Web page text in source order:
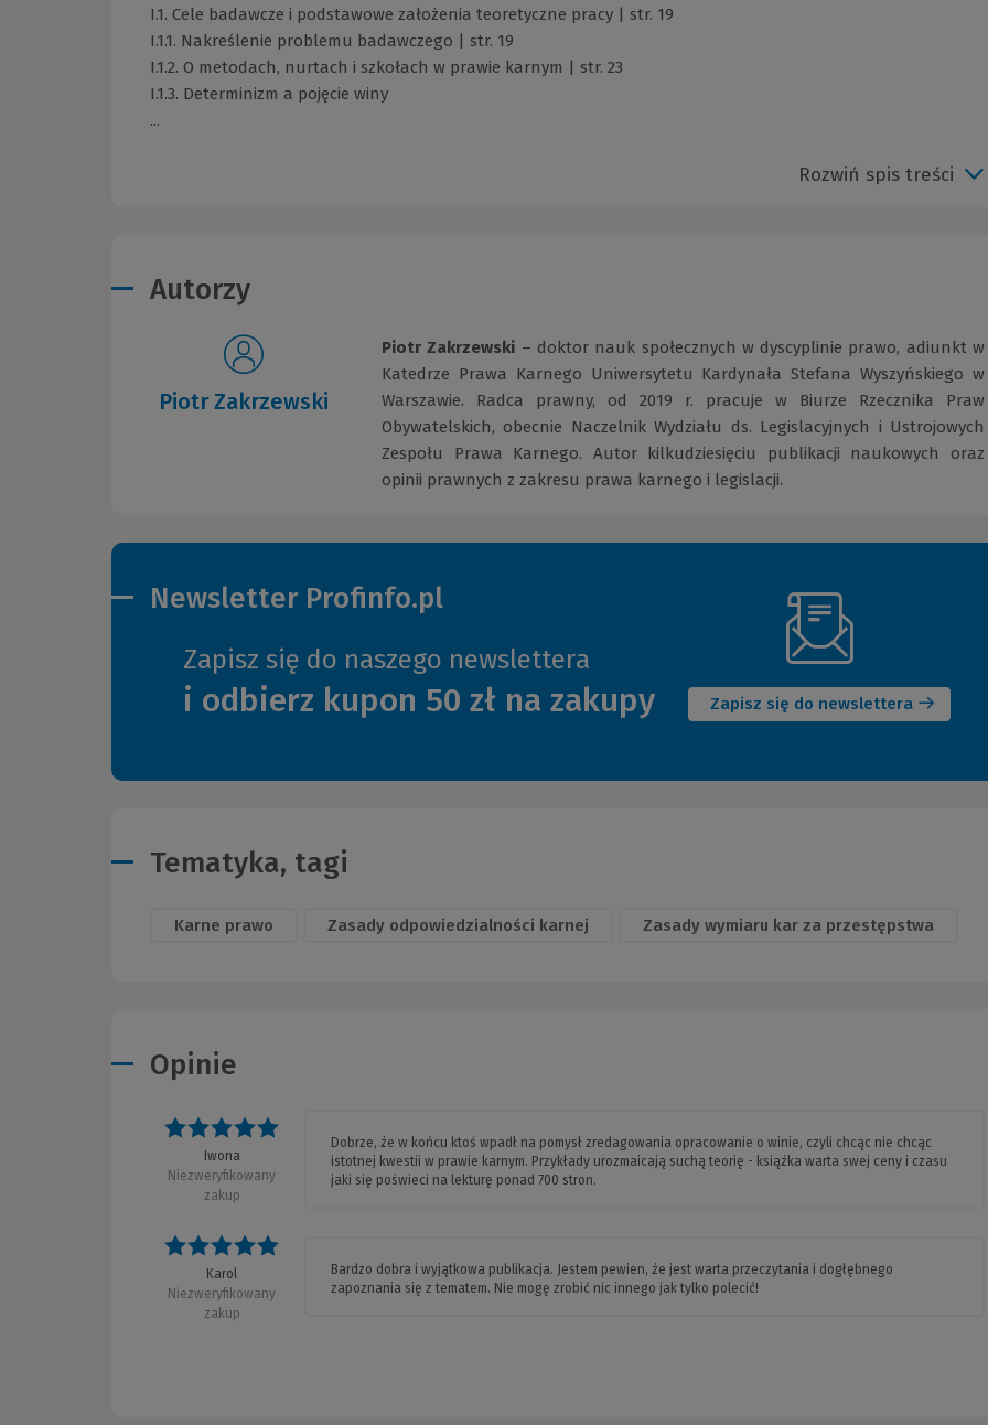
I.1. Cele badawcze i podstawowe założenia teoretyczne pracy | str. 19
I.1.1. Nakreślenie problemu badawczego | str. 19
I.1.2. O metodach, nurtach i szkołach w prawie karnym | str. 23
I.1.3. Determinizm a pojęcie winy
...
Rozwiń spis treści
Autorzy
Piotr Zakrzewski
Piotr Zakrzewski – doktor nauk społecznych w dyscyplinie prawo, adiunkt w
Katedrze Prawa Karnego Uniwersytetu Kardynała Stefana Wyszyńskiego w
Warszawie. Radca prawny, od 2019 r. pracuje w Biurze Rzecznika Praw
Obywatelskich, obecnie Naczelnik Wydziału ds. Legislacyjnych i Ustrojowych
Zespołu Prawa Karnego. Autor kilkudziesięciu publikacji naukowych oraz
opinii prawnych z zakresu prawa karnego i legislacji.
Newsletter Profinfo.pl
Zapisz się do naszego newslettera
i odbierz kupon 50 zł na zakupy Zapisz się do newslettera
okno)
Tematyka, tagi
Karne prawo Zasady odpowiedzialności karnej Zasady wymiaru kar za przestępstwa
Opinie
Ocena: 5 na 5
Iwona
Niezweryfikowany
zakup
Dobrze, że w końcu ktoś wpadł na pomysł zredagowania opracowanie o winie, czyli chcąc nie chcąc
istotnej kwestii w prawie karnym. Przykłady urozmaicają suchą teorię - książka warta swej ceny i czasu
jaki się poświeci na lekturę ponad 700 stron.
Ocena: 5 na 5
Karol
Niezweryfikowany
zakup
Bardzo dobra i wyjątkowa publikacja. Jestem pewien, że jest warta przeczytania i dogłębnego
zapoznania się z tematem. Nie mogę zrobić nic innego jak tylko polecić!